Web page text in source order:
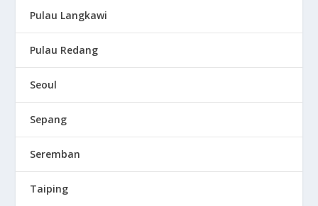
Pulau Langkawi
Pulau Redang
Seoul
Sepang
Seremban
Taiping